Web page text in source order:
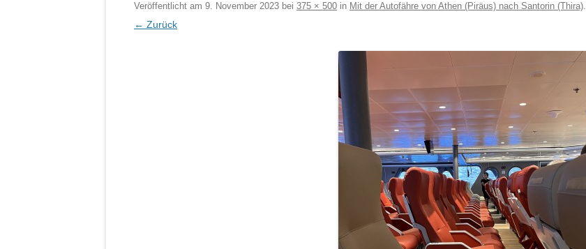
Veröffentlicht am 9. November 2023 bei 375 × 500 in Mit der Autofähre von Athen (Piräus) nach Santorin (Thira).
← Zurück